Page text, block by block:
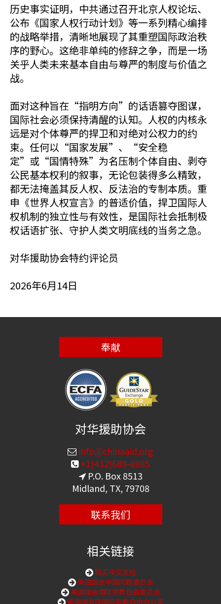
历史事实证明，中共通过召开北京人权论坛、
公布《国家人权行动计划》等一系列精心编排
的战略举措，清晰地展现了其重塑国际政治秩
序的野心。这绝非单纯的修辞之争，而是一场
关乎人类未来基本自由与尊严的制度与价值之
战。
面对这种旨在“指明方向”的话语篡夺图谋，
国际社会必须保持清醒的认知。人权的内核永
远是对个体尊严的捍卫和对绝对公权力的约
束。任何以“国家发展”、“安全稳
定”或“国情特殊”为名压制个体自由、剥夺
公民基本权利的叙事，无论包装得多么精致，
都无法掩盖其反人权、反法治的专制本质。重
申《世界人权宣言》的普适价值，捍卫国际人
权机制的独立性与有效性，是国际社会抵制极
权话语扩张、守护人类文明底线的当务之急。
对华援助协会特约评论员
2026年6月14日
奉献
对华援助协会
info@chinaaid.org
+1(432)689-6985
P.O. Box 8513
Midland, TX, 79708
联系我们
相关链接
购买中文圣经
美国国会中国问题委员会
美国国会国际宗教自由委员会
美国国务院国际宗教自由办公室